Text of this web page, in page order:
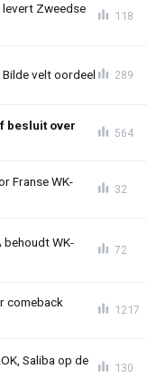
Zweedse
118
velt oordeel 289
besluit over
564
Franse WK-
32
behoudt WK-
72
comeback
1217
Saliba op de
130